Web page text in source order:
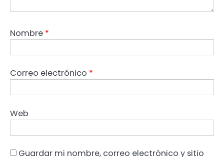
Nombre *
Correo electrónico *
Web
Guardar mi nombre, correo electrónico y sitio